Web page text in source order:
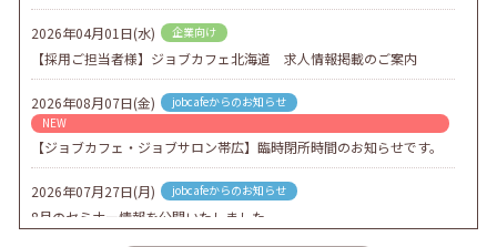
2026年04月01日(水) 企業向け
【採用ご担当者様】ジョブカフェ北海道 求人情報掲載のご案内
2026年08月07日(金)
jobcafeからのお知らせ
NEW
【ジョブカフェ・ジョブサロン帯広】臨時閉所時間のお知らせです。
2026年07月27日(月) jobcafeからのお知らせ
8月のセミナー情報を公開いたしました。